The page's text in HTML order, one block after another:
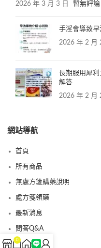
2026 年 3 月 3 日 暫無評論
手淫會導致
2026 年 2 月
長期服用犀
解答
2026 年 2 月
網站導航
首頁
所有商品
無處方箋購藥說明
處方箋領藥
最新消息
問答Q&A
認識我們
0